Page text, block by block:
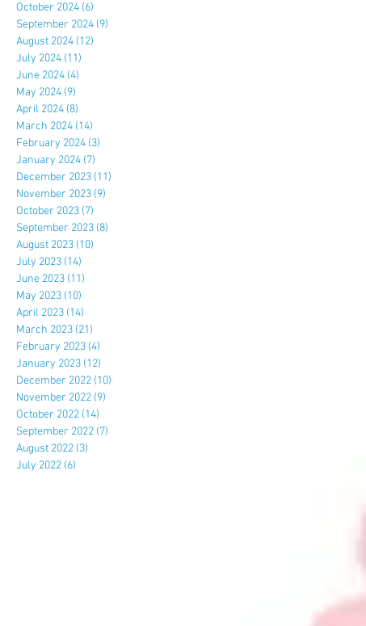
October 2024 (6)
September 2024 (9)
August 2024 (12)
July 2024 (11)
June 2024 (4)
May 2024 (9)
April 2024 (8)
March 2024 (14)
February 2024 (3)
January 2024 (7)
December 2023 (11)
November 2023 (9)
October 2023 (7)
September 2023 (8)
August 2023 (10)
July 2023 (14)
June 2023 (11)
May 2023 (10)
April 2023 (14)
March 2023 (21)
February 2023 (4)
January 2023 (12)
December 2022 (10)
November 2022 (9)
October 2022 (14)
September 2022 (7)
August 2022 (3)
July 2022 (6)